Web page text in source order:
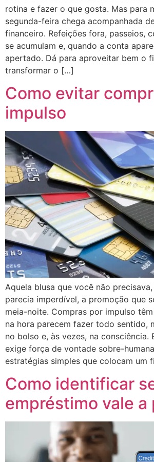
rotina e fazer o que gosta. Mas para
segunda-feira chega acompanhada
financeiro. Refeições fora, passeios,
se acumulam e, quando a conta
apertado. Dá para aproveitar bem o
transformar o […]
Como evitar
impulso
Aquela blusa que você não
parecia imperdível, a promoção que
meia-noite. Compras por impulso
na hora parecem fazer todo sentido,
no bolso e, às vezes, na consciência.
exige força de vontade sobre-
estratégias simples que colocam um
Como identificar
empréstimo vale a